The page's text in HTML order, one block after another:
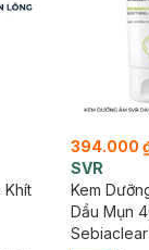
Khít
394.000
SVR
Kem
Dầu Mụn